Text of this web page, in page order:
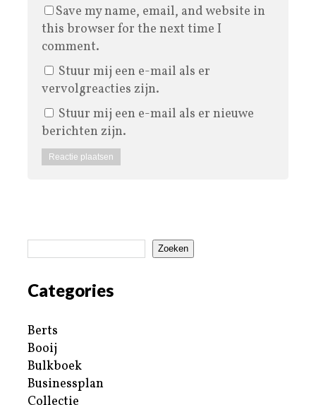
Save my name, email, and website in
this browser for the next time I
comment.
Stuur mij een e-mail als er
vervolgreacties zijn.
Stuur mij een e-mail als er nieuwe
berichten zijn.
Zoeken
Categories
Berts
Booij
Bulkboek
Businessplan